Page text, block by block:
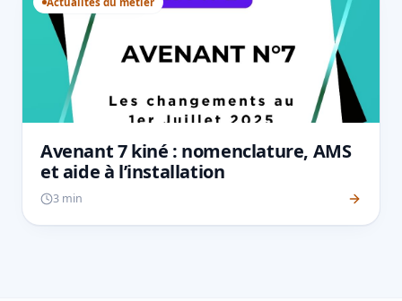
Avenant 7 kiné : nomenclature, AMS
et aide à l’installation
3 min